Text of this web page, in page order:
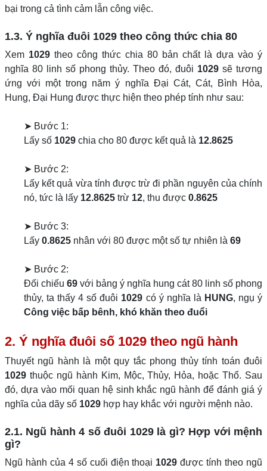
bại trong cả tình cảm lẫn công việc.
1.3. Ý nghĩa đuôi 1029 theo công thức chia 80
Xem 1029 theo công thức chia 80 bản chất là dựa vào ý
nghĩa 80 linh số phong thủy. Theo đó, đuôi 1029 sẽ tương
ứng với một trong năm ý nghĩa Đại Cát, Cát, Bình Hòa,
Hung, Đại Hung được thực hiện theo phép tính như sau:
➤ Bước 1:
Lấy số 1029 chia cho 80 được kết quả là 12.8625
➤ Bước 2:
Lấy kết quả vừa tính được trừ đi phần nguyên của chính
nó, tức là lấy 12.8625 trừ 12, thu được 0.8625
➤ Bước 3:
Lấy 0.8625 nhân với 80 được một số tự nhiên là 69
➤ Bước 2:
Đối chiếu 69 với bảng ý nghĩa hung cát 80 linh số phong
thủy, ta thấy 4 số đuôi 1029 có ý nghĩa là HUNG, ngụ ý
Công việc bấp bênh, khó khăn theo đuổi
2. Ý nghĩa đuôi số 1029 theo ngũ hành
Thuyết ngũ hành là một quy tắc phong thủy tính toán đuôi
1029 thuộc ngũ hành Kim, Mộc, Thủy, Hỏa, hoặc Thổ. Sau
đó, dựa vào mối quan hệ sinh khắc ngũ hành để đánh giá ý
nghĩa của dãy số 1029 hợp hay khắc với người mệnh nào.
2.1. Ngũ hành 4 số đuôi 1029 là gì? Hợp với mệnh
gì?
Ngũ hành của 4 số cuối điện thoại 1029 được tính theo ngũ